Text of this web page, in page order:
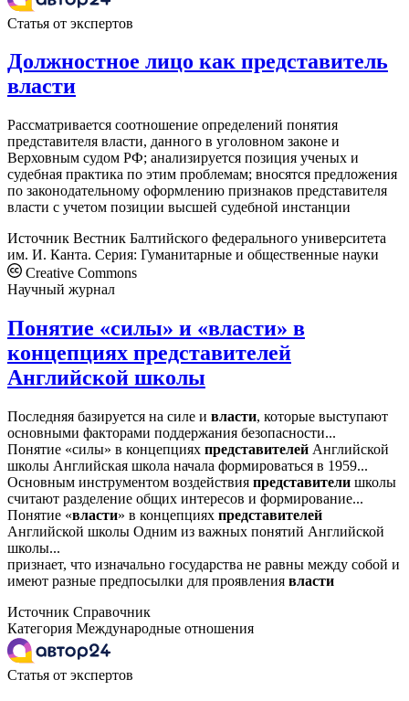
Статья от экспертов
Должностное лицо как представитель
власти
Рассматривается соотношение определений понятия
представителя власти, данного в уголовном законе и
Верховным судом РФ; анализируется позиция ученых и
судебная практика по этим проблемам; вносятся предложения
по законодательному оформлению признаков представителя
власти с учетом позиции высшей судебной инстанции
Источник Вестник Балтийского федерального университета
им. И. Канта. Серия: Гуманитарные и общественные науки
Creative Commons
Научный журнал
Понятие «силы» и «власти» в
концепциях представителей
Английской школы
Последняя базируется на силе и власти, которые выступают
основными факторами поддержания безопасности...
Понятие «силы» в концепциях представителей Английской
школы Английская школа начала формироваться в 1959...
Основным инструментом воздействия представители школы
считают разделение общих интересов и формирование...
Понятие «власти» в концепциях представителей
Английской школы Одним из важных понятий Английской
школы...
признает, что изначально государства не равны между собой и
имеют разные предпосылки для проявления власти
Источник Справочник
Категория Международные отношения
Статья от экспертов